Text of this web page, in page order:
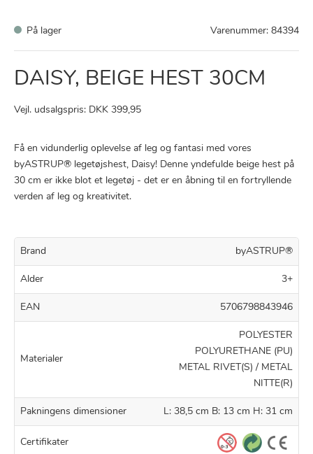
På lager Varenummer: 84394
DAISY, BEIGE HEST 30CM
Vejl. udsalgspris: DKK 399,95
Få en vidunderlig oplevelse af leg og fantasi med vores
byASTRUP® legetøjshest, Daisy! Denne yndefulde beige hest på
30 cm er ikke blot et legetøj - det er en åbning til en fortryllende
verden af leg og kreativitet.
Brand byASTRUP®
Alder 3+
EAN 5706798843946
Materialer
POLYESTER
POLYURETHANE (PU)
METAL RIVET(S) / METAL
NITTE(R)
Pakningens dimensioner L: 38,5 cm B: 13 cm H: 31 cm
Certifikater